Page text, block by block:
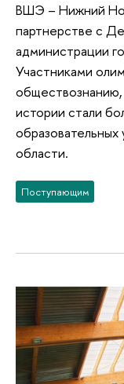
ВШЭ – Нижний
партнерстве с
администрации
Участниками
обществознанию,
истории стали
области.
Поступающим